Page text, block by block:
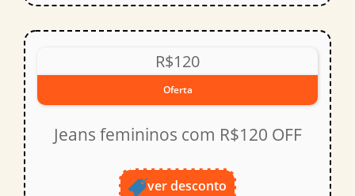
R$120
Oferta
Jeans femininos com R$120 OFF
ver desconto